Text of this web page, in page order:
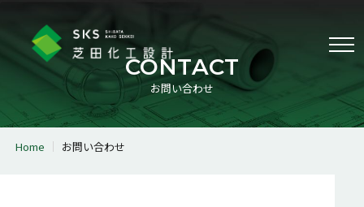
業務案内
Menu
CONTACT
お問い合わせ
Home お問い合わせ